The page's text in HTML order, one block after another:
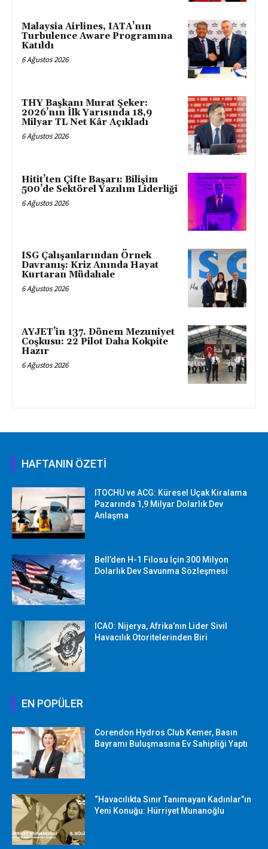
Malaysia Airlines, IATA’nın
Turbulence Aware Programına
Katıldı
6 Ağustos 2026
THY Başkanı Murat Şeker:
2026’nın İlk Yarısında 18,9
Milyar TL Net Kâr Açıkladı
6 Ağustos 2026
Hitit’ten Çifte Başarı: Bilişim
500’de Sektörel Yazılım Liderliği
6 Ağustos 2026
ISG Çalışanlarından Örnek
Davranış: Kriz Anında Hayat
Kurtaran Müdahale
6 Ağustos 2026
AYJET’in 137. Dönem Mezuniyet
Coşkusu: 22 Pilot Daha Kokpite
Hazır
6 Ağustos 2026
HAFTANIN ÖZETİ
ITOCHU ve ACG: Küresel Uçak Kiralama
Pazarında 1,9 Milyar Dolarlık Dev
Anlaşma
Bell’den H-1 Filosu İçin 300 Milyon
Dolarlık Dev Savunma Sözleşmesi
ICAO: Nijerya, Afrika’nın Lider Sivil
Havacılık Otoritelerinden Biri
EN POPÜLER
Corendon Hydros Club Kemer, Basın
Bayramı Buluşmasına Ev Sahipliği Yaptı
“Havacılıkta Sınır Tanımayan Kadınlar”ın
Yeni Konuğu: Hürriyet Munanoğlu